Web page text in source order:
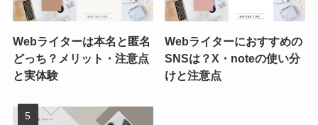
Webライターは本名と匿名
どっち？メリット・注意点
と実体験
Webライターにおすすめの
SNSは？X・noteの使い分
けと注意点